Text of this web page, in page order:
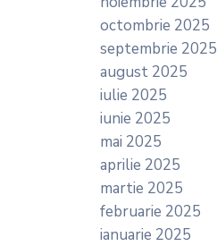
octombrie 2025
septembrie 2025
august 2025
iulie 2025
iunie 2025
mai 2025
aprilie 2025
martie 2025
februarie 2025
ianuarie 2025